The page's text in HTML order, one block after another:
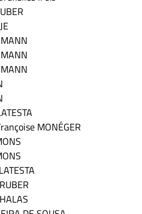
MONÉGER